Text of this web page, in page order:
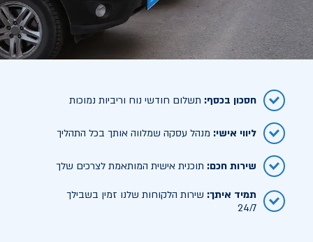
חסכון בכסף: תשלום חודשי נוח וריביות נמוכות
ליווי אישי: מנהל עסקה שמלווה אותך בכל התהליך
שירות חכם: תוכנית אישית המותאמת לצרכים שלך
תמיד איתך: שירות הלקוחות שלנו זמין בשבילך
24/7